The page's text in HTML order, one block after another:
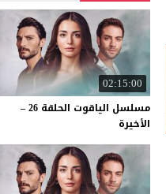
02:15:00
مسلسل الياقوت الحلقة 26 –
الأخيرة